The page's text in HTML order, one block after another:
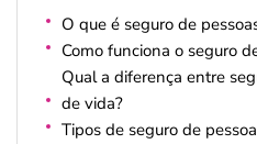
O que é seguro de
Como funciona o seguro
Qual a diferença entre
de vida?
Tipos de seguro de